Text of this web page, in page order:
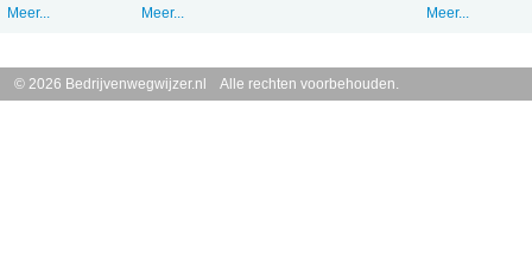
Meer...
Meer...
Meer...
© 2026 Bedrijvenwegwijzer.nl Alle rechten voorbehouden.